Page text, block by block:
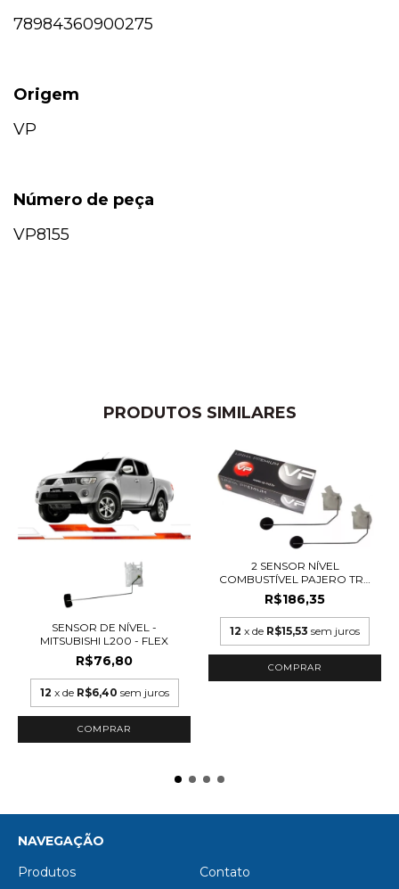
78984360900275
Origem
VP
Número de peça
VP8155
PRODUTOS SIMILARES
SENSOR DE NÍVEL -
MITSUBISHI L200 - FLEX
R$76,80
12 x de R$6,40 sem juros
2 SENSOR NÍVEL
COMBUSTÍVEL PAJERO TR4
2....
R$186,35
12 x de R$15,53 sem juros
NAVEGAÇÃO
Produtos
Contato